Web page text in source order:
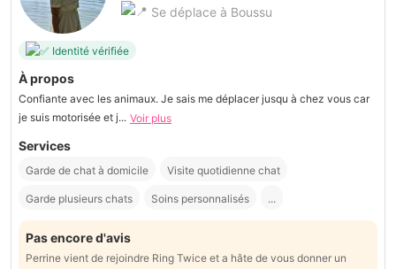
Se déplace à Boussu
Identité vérifiée
À propos
Confiante avec les animaux. Je sais me déplacer jusqu à chez vous car
je suis motorisée et j... Voir plus
Services
Garde de chat à domicile Visite quotidienne chat
Garde plusieurs chats Soins personnalisés ...
Pas encore d'avis
Perrine vient de rejoindre Ring Twice et a hâte de vous donner un